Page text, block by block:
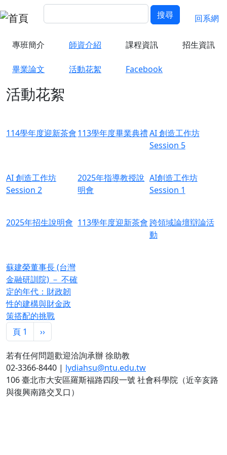
搜尋 搜尋 回經
回系網
專班簡介 師資介紹 課程資訊 招生資訊
畢業論文 活動花絮 Facebook
活動花絮
114學年度迎新茶會113學年度畢業典禮AI 創造工作坊
Session 5
AI 創造工作坊
Session 2
2025年指導教授說
明會
AI創造工作坊
Session 1
2025年招生說明會 113學年度迎新茶會 跨領域論壇辯論活
動
蘇建榮董事長 (台灣
金融研訓院) － 不確
定的年代：財政韌
性的建構與財金政
策搭配的挑戰
Pagination
頁 1 下一頁
››
若有任何問題歡迎洽詢承辦 徐助教
02-3366-8440 | lydiahsu@ntu.edu.tw
106 臺北市大安區羅斯福路四段一號 社會科學院（近辛亥路
與復興南路交叉口）